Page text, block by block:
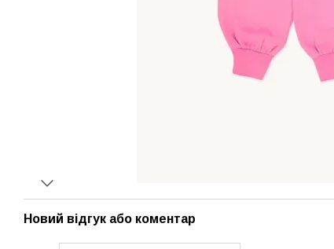
Новий відгук або коментар